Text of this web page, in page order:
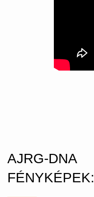
AJRG-DNA
FÉNYKÉPEK: